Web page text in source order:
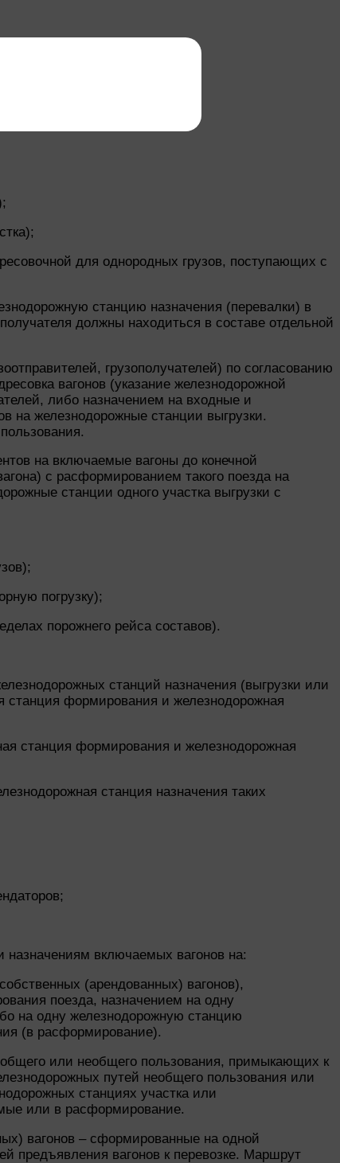
следования);
для однородных грузов, поступающих с
станцию назначения (перевалки) в
должны находиться в составе отдельной
грузополучателей) по согласованию
вагонов (указание железнодорожной
либо назначением на входные и
на железнодорожные станции выгрузки.
на включаемые вагоны до конечной
с расформированием такого поезда на
станции одного участка выгрузки с
погрузку);
порожнего рейса составов).
станций назначения (выгрузки или
станция формирования и железнодорожная
станция формирования и железнодорожная
станция назначения таких
назначениям включаемых вагонов на:
(арендованных) вагонов),
поезда, назначением на одну
на одну железнодорожную станцию
(в расформирование).
или необщего пользования, примыкающих к
путей необщего пользования или
станциях участка или
или в расформирование.
вагонов – сформированные на одной
предъявления вагонов к перевозке. Маршрут